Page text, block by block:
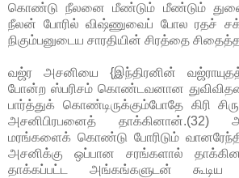
கொண்டு நீலனை மீண்டும் மீண்டும்
நீலன் போரில் விஷ்ணுவைப் போல ரதச்
நிகும்பனுடைய சாரதியின் சிரத்தை
வஜ்ர அசனியை {இந்திரனின்
போன்ற ஸ்பரிசம் கொண்டவனான
பார்த்துக் கொண்டிருக்கும்போதே கிரி
அசனிபிரபனைத் தாக்கினான்.(32)
மரங்களைக் கொண்டு போரிடும்
அசனிக்கு ஒப்பான சரங்களால்
தாக்கப்பட்ட அங்கங்களுடன்